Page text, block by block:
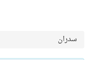
سدران